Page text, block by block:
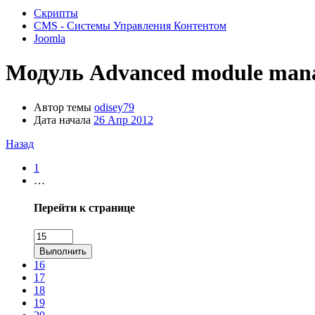
Скрипты
CMS - Системы Управления Контентом
Joomla
Модуль Advanced module
Автор темы odisey79
Дата начала 26 Апр 2012
Назад
1
…
Перейти к странице
Выполнить
16
17
18
19